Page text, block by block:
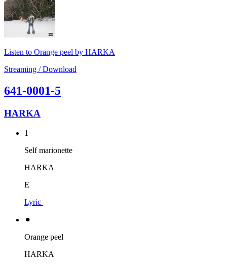
Listen to Orange peel by HARKA
Streaming / Download
641-0001-5
HARKA
1
Self marionette
HARKA
E
Lyric
⚫︎
Orange peel
HARKA